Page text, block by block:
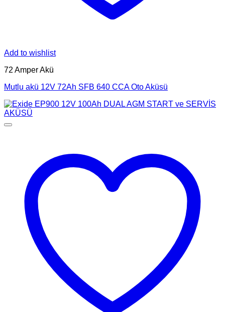
Add to wishlist
72 Amper Akü
Mutlu akü 12V 72Ah SFB 640 CCA Oto Aküsü